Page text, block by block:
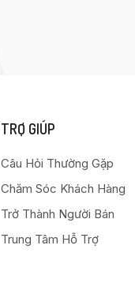
TRỢ GIÚP
Câu Hỏi Thường Gặp
Chăm Sóc Khách Hàng
Trở Thành Người Bán
Trung Tâm Hỗ Trợ